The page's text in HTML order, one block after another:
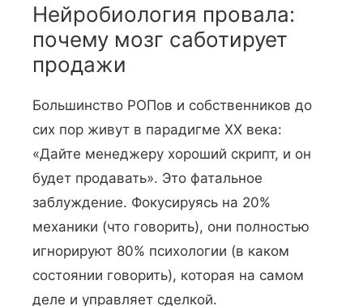
Нейробиология провала:
почему мозг саботирует
продажи
Большинство РОПов и собственников до
сих пор живут в парадигме XX века:
«Дайте менеджеру хороший скрипт, и он
будет продавать». Это фатальное
заблуждение. Фокусируясь на 20%
механики (что говорить), они полностью
игнорируют 80% психологии (в каком
состоянии говорить), которая на самом
деле и управляет сделкой.